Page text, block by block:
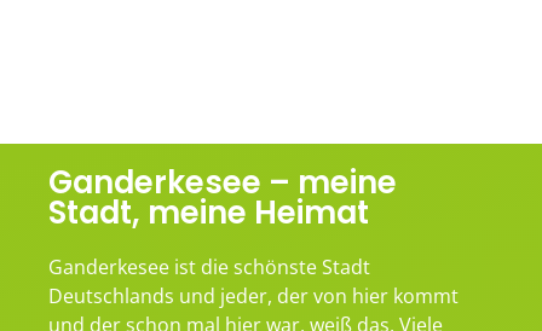
Ganderkesee – meine
Stadt, meine Heimat
Ganderkesee ist die schönste Stadt
Deutschlands und jeder, der von hier kommt
und der schon mal hier war, weiß das. Viele